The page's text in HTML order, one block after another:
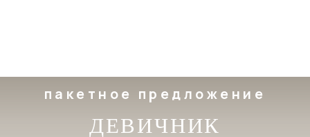
Устроить девичник
всё остальное мы сделаем за вас